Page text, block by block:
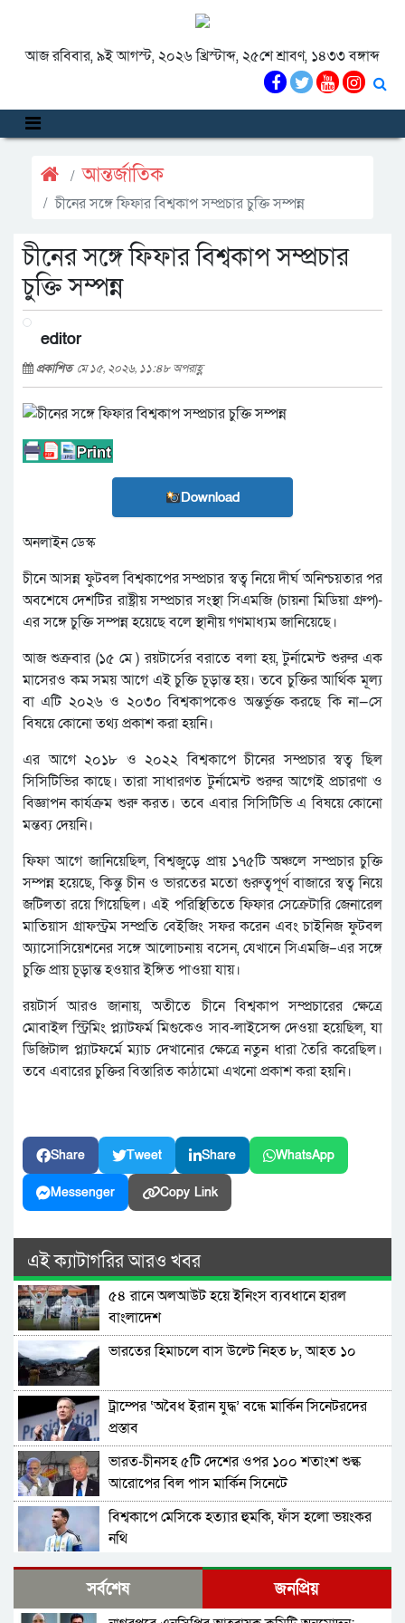
আজ রবিবার, ৯ই আগস্ট, ২০২৬ খ্রিস্টাব্দ, ২৫শে শ্রাবণ, ১৪৩৩ বঙ্গাব্দ
আন্তর্জাতিক
চীনের সঙ্গে ফিফার বিশ্বকাপ সম্প্রচার চুক্তি সম্পন্ন
চীনের সঙ্গে ফিফার বিশ্বকাপ সম্প্রচার
চুক্তি সম্পন্ন
editor
প্রকাশিত মে ১৫, ২০২৬, ১১:৪৮ অপরাহ্ণ
Download
অনলাইন ডেস্ক
চীনে আসন্ন ফুটবল বিশ্বকাপের সম্প্রচার স্বত্ব নিয়ে দীর্ঘ অনিশ্চয়তার পর
অবশেষে দেশটির রাষ্ট্রীয় সম্প্রচার সংস্থা সিএমজি (চায়না মিডিয়া গ্রুপ)-
এর সঙ্গে চুক্তি সম্পন্ন হয়েছে বলে স্থানীয় গণমাধ্যম জানিয়েছে।
আজ শুক্রবার (১৫ মে ) রয়টার্সের বরাতে বলা হয়, টুর্নামেন্ট শুরুর এক
মাসেরও কম সময় আগে এই চুক্তি চূড়ান্ত হয়। তবে চুক্তির আর্থিক মূল্য
বা এটি ২০২৬ ও ২০৩০ বিশ্বকাপকেও অন্তর্ভুক্ত করছে কি না—সে
বিষয়ে কোনো তথ্য প্রকাশ করা হয়নি।
এর আগে ২০১৮ ও ২০২২ বিশ্বকাপে চীনের সম্প্রচার স্বত্ব ছিল
সিসিটিভির কাছে। তারা সাধারণত টুর্নামেন্ট শুরুর আগেই প্রচারণা ও
বিজ্ঞাপন কার্যক্রম শুরু করত। তবে এবার সিসিটিভি এ বিষয়ে কোনো
মন্তব্য দেয়নি।
ফিফা আগে জানিয়েছিল, বিশ্বজুড়ে প্রায় ১৭৫টি অঞ্চলে সম্প্রচার চুক্তি
সম্পন্ন হয়েছে, কিন্তু চীন ও ভারতের মতো গুরুত্বপূর্ণ বাজারে স্বত্ব নিয়ে
জটিলতা রয়ে গিয়েছিল। এই পরিস্থিতিতে ফিফার সেক্রেটারি জেনারেল
মাতিয়াস গ্রাফস্ট্রম সম্প্রতি বেইজিং সফর করেন এবং চাইনিজ ফুটবল
অ্যাসোসিয়েশনের সঙ্গে আলোচনায় বসেন, যেখানে সিএমজি–এর সঙ্গে
চুক্তি প্রায় চূড়ান্ত হওয়ার ইঙ্গিত পাওয়া যায়।
রয়টার্স আরও জানায়, অতীতে চীনে বিশ্বকাপ সম্প্রচারের ক্ষেত্রে
মোবাইল স্ট্রিমিং প্ল্যাটফর্ম মিগুকেও সাব-লাইসেন্স দেওয়া হয়েছিল, যা
ডিজিটাল প্ল্যাটফর্মে ম্যাচ দেখানোর ক্ষেত্রে নতুন ধারা তৈরি করেছিল।
তবে এবারের চুক্তির বিস্তারিত কাঠামো এখনো প্রকাশ করা হয়নি।
Share Tweet Share WhatsApp
Messenger Copy Link
এই ক্যাটাগরির আরও খবর
৫৪ রানে অলআউট হয়ে ইনিংস ব্যবধানে হারল
বাংলাদেশ
ভারতের হিমাচলে বাস উল্টে নিহত ৮, আহত ১০
ট্রাম্পের ‘অবৈধ ইরান যুদ্ধ’ বন্ধে মার্কিন সিনেটরদের
প্রস্তাব
ভারত-চীনসহ ৫টি দেশের ওপর ১০০ শতাংশ শুল্ক
আরোপের বিল পাস মার্কিন সিনেটে
বিশ্বকাপে মেসিকে হত্যার হুমকি, ফাঁস হলো ভয়ংকর
নথি
প্রযুক্তিগত ত্রুটির কারণে ইতালি বিমানবন্দরে আটকা
ঢাকাগামী বিমান, ভেতরে আড়াই শতাধিক যাত্রী
সর্বশেষ জনপ্রিয়